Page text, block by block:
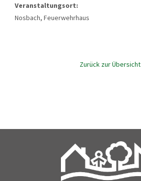
Veranstaltungsort:
Nosbach, Feuerwehrhaus
Zurück zur Übersicht